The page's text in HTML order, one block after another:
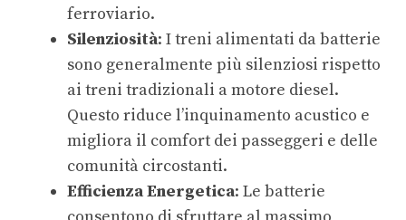
ferroviario.
Silenziosità: I treni alimentati da batterie
sono generalmente più silenziosi rispetto
ai treni tradizionali a motore diesel.
Questo riduce l’inquinamento acustico e
migliora il comfort dei passeggeri e delle
comunità circostanti.
Efficienza Energetica: Le batterie